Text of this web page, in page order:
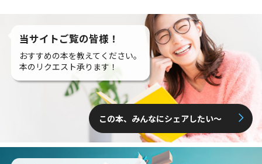
当サイトご覧の皆様！
おすすめの本を教えてください。
本のリクエスト承ります！
この本、みんなにシェアしたい〜